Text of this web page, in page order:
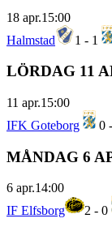
18 apr.15:00
Halmstad
1 - 1
LÖRDAG 11
11 apr.15:00
IFK Goteborg
0 -
MÅNDAG 6
6 apr.14:00
IF Elfsborg
2 - 0